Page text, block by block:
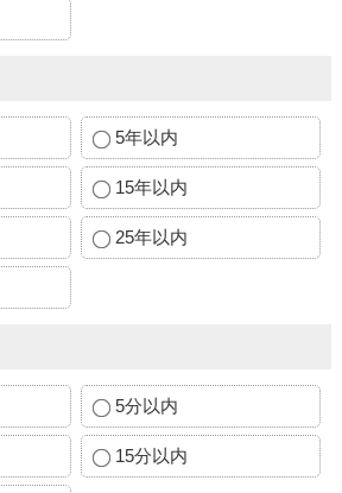
5年以内
15年以内
25年以内
5分以内
15分以内